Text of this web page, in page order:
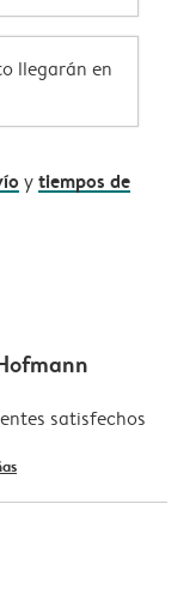
llegarán en
ytiempos de
satisfechos